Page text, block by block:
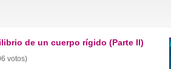
de un cuerpo rígido (Parte II)
votos)